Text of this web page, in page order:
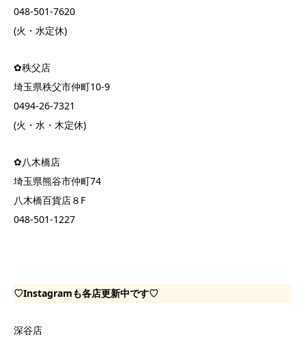
048-501-7620
(火・水定休)
✿秩父店
埼玉県秩父市仲町10-9
0494-26-7321
(火・水・木定休)
✿八木橋店
埼玉県熊谷市仲町74
八木橋百貨店８F
048-501-1227
♡Instagramも各店更新中です♡
深谷店